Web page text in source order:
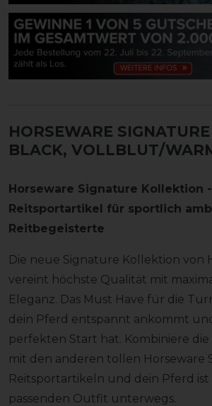
HORSEWARE
BLACK, VOLLBLUT/
Horseware Signature Kollektion
Reitsportartikel für sportlich
Reitbegeisterte
Die neue Signature Kollektion von
vereint höchste Qualität mit
Eleganz. Das Must Have für die
dein Pferd entspannt ankommt
perfekten Start hat. Kombiniere
mit den anderen tollen Horseware
Reitsportartikeln und dein Pferd
passenden Outfit unterwegs.